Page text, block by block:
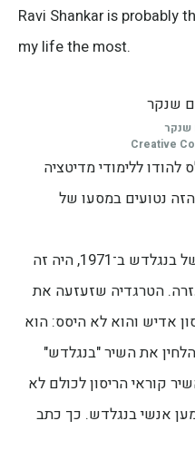
Ravi Shankar is probably
my life the most.
שנקר
Creative
להודו ללימודי מדיטציה
נטועים במסעו של
כאשר פרצה מלחמת העצמאות של בנגלדש ב־1971, היה זה
הטרגדיה שזעזעה את
אדיש והוא לא היסס: הוא
את השיר "בנגלדש"
קוראי הריסון לכולם לא
אנשי בנגלדש. כך כתב